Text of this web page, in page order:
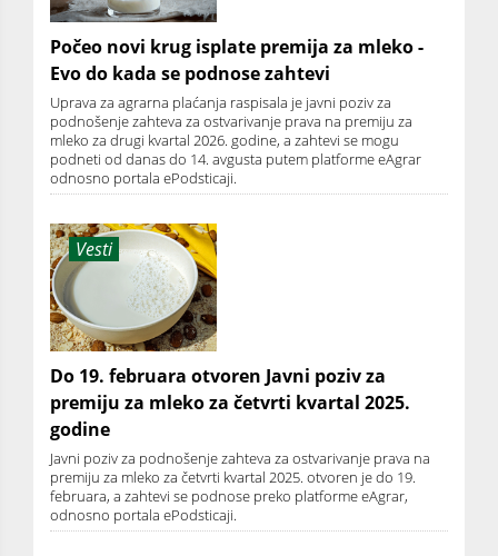
Počeo novi krug isplate premija za mleko -
Evo do kada se podnose zahtevi
Uprava za agrarna plaćanja raspisala je javni poziv za
podnošenje zahteva za ostvarivanje prava na premiju za
mleko za drugi kvartal 2026. godine, a zahtevi se mogu
podneti od danas do 14. avgusta putem platforme eAgrar
odnosno portala ePodsticaji.
Vesti
Do 19. februara otvoren Javni poziv za
premiju za mleko za četvrti kvartal 2025.
godine
Javni poziv za podnošenje zahteva za ostvarivanje prava na
premiju za mleko za četvrti kvartal 2025. otvoren je do 19.
februara, a zahtevi se podnose preko platforme eAgrar,
odnosno portala ePodsticaji.